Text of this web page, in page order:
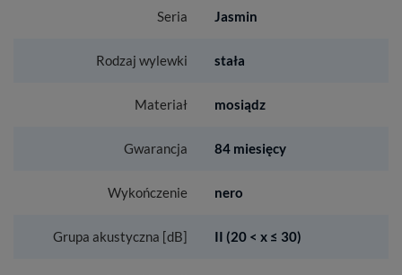
Seria Jasmin
Rodzaj wylewki stała
Materiał mosiądz
Gwarancja 84 miesięcy
Wykończenie nero
Grupa akustyczna [dB] II (20 < x ≤ 30)